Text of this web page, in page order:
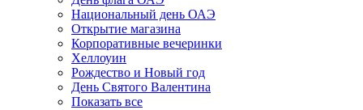
Национальный день ОАЭ
Открытие магазина
Корпоративные вечеринки
Хеллоуин
Рождество и Новый год
День Святого Валентина
Показать все